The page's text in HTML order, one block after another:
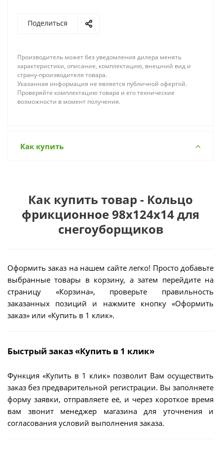
Поделиться
Производитель может без уведомления дилера менять
характеристики, описание, комплектацию, внешний вид и
страну-производителя товара.
Указанная информация не является публичной офертой.
Проверяйте комплектацию товара и его технические
возможности в момент получения.
Как купить
Как купить товар - Кольцо
фрикционное 98х124х14 для
снегоуборщиков
Оформить заказ на нашем сайте легко! Просто добавьте
выбранные товары в корзину, а затем перейдите на
страницу «Корзина», проверьте правильность
заказанных позиций и нажмите кнопку «Оформить
заказ» или «Купить в 1 клик».
Быстрый заказ «Купить в 1 клик»
Функция «Купить в 1 клик» позволит Вам осуществить
заказ без предварительной регистрации. Вы заполняете
форму заявки, отправляете её, и через короткое время
вам звонит менеджер магазина для уточнения и
согласования условий выполнения заказа.